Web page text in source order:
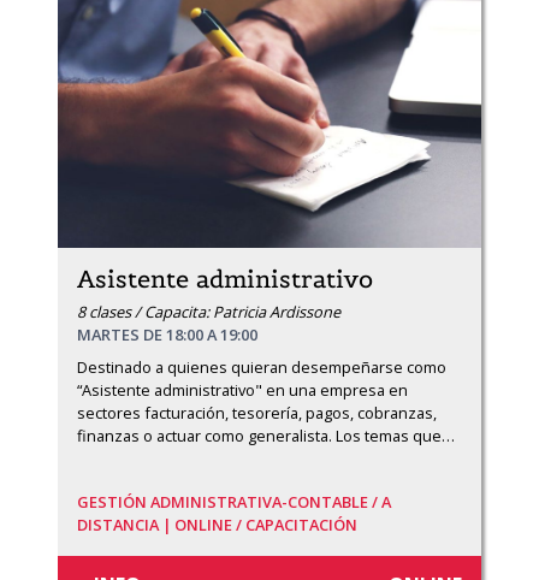
Asistente administrativo
8 clases / Capacita: Patricia Ardissone
MARTES DE 18:00 A 19:00
Destinado a quienes quieran desempeñarse como
“Asistente administrativo" en una empresa en
sectores facturación, tesorería, pagos, cobranzas,
finanzas o actuar como generalista. Los temas que…
GESTIÓN ADMINISTRATIVA-CONTABLE /A
DISTANCIA | ONLINE / CAPACITACIÓN